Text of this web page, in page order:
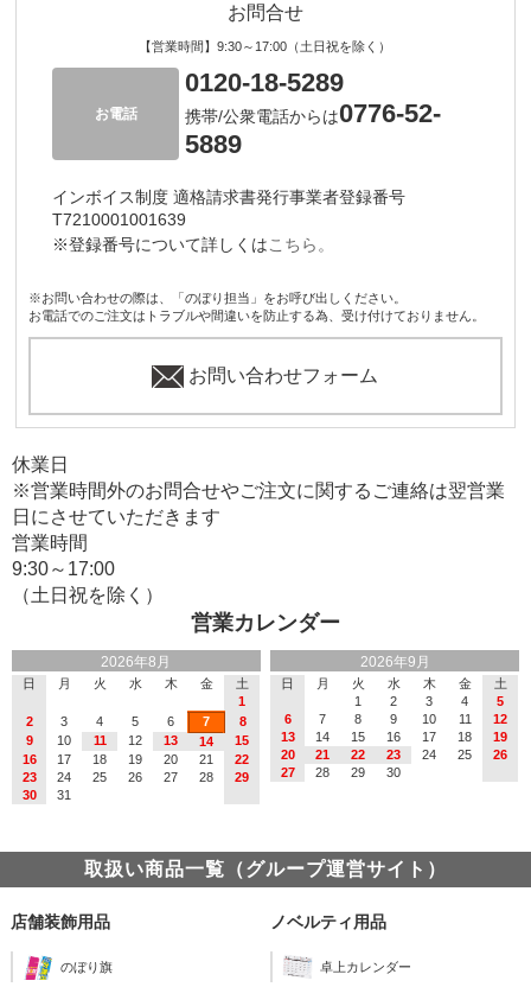
お問合せ
【営業時間】9:30～17:00（土日祝を除く）
お電話
0120-18-5289
携帯/公衆電話からは0776-52-
5889
インボイス制度 適格請求書発行事業者登録番号
T7210001001639
※登録番号について詳しくはこちら。
※お問い合わせの際は、「のぼり担当」をお呼び出しください。
お電話でのご注文はトラブルや間違いを防止する為、受け付けておりません。
お問い合わせフォーム
営業カレンダー
2026年8月
日 月 火 水 木 金
土
1
2
3 4 5 6 7
8
9
10 11 12 13 14
15
16
17 18 19 20 21
22
23
24 25 26 27 28
29
30
31
2026年9月
日 月 火 水 木 金
土
1
2 3 4
5
6
7 8 9 10 11
12
13
14 15 16 17 18
19
20
21 22 23 24 25
26
27
28 29 30
休業日
※営業時間外のお問合せやご注文に関するご連絡は翌営業
日にさせていただきます
営業時間
9:30～17:00
（土日祝を除く）
取扱い商品一覧（グループ運営サイト）
店舗装飾用品
のぼり旗
ノベルティ用品
卓上カレンダー